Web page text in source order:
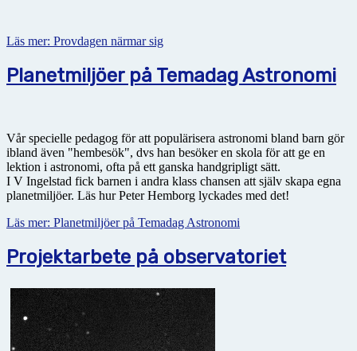
Läs mer: Provdagen närmar sig
Planetmiljöer på Temadag Astronomi
Vår specielle pedagog för att populärisera astronomi bland barn gör
ibland även "hembesök", dvs han besöker en skola för att ge en
lektion i astronomi, ofta på ett ganska handgripligt sätt.
I V Ingelstad fick barnen i andra klass chansen att själv skapa egna
planetmiljöer. Läs hur Peter Hemborg lyckades med det!
Läs mer: Planetmiljöer på Temadag Astronomi
Projektarbete på observatoriet